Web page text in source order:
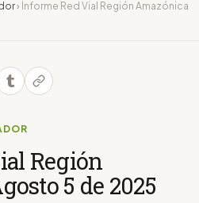
› Informe Red Vial Región Amazónica
Región
5 de 2025
Chevron Ecuador